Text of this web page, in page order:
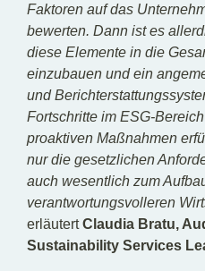
Faktoren auf das
bewerten. Dann ist es
diese Elemente in die
einzubauen und ein
und
Fortschritte im ESG-
proaktiven Maßnahmen
nur die gesetzlichen
auch wesentlich zum
verantwortungsvolleren
erläutertClaudia Bratu,
Sustainability Services